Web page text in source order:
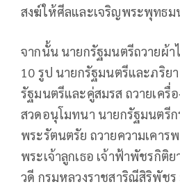
สงฆ์ให้ศีลและเจริญพระพุทธม
จากนั้น นายกรัฐมนตรีถวายผ้า
10 รูป นายกรัฐมนตรีและภริย
รัฐมนตรีและคู่สมรส ถวายเครื่
สวดอนุโมทนา นายกรัฐมนตรี
พระรัตนตรัย ถวายความเคาร
พระเจ้าลูกเธอ เจ้าฟ้าพัชรกิติ
วดี กรมหลวงราชสาริณีสิริพัชร